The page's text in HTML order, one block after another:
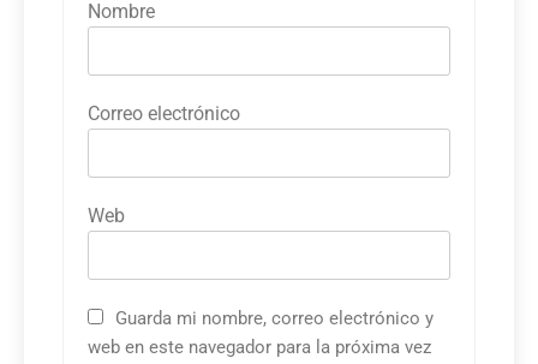
Nombre
Correo electrónico
Web
Guarda mi nombre, correo electrónico y
web en este navegador para la próxima vez